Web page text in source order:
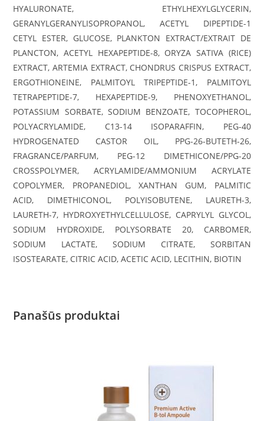
HYALURONATE, ETHYLHEXYLGLYCERIN,
GERANYLGERANYLISOPROPANOL, ACETYL DIPEPTIDE-1
CETYL ESTER, GLUCOSE, PLANKTON EXTRACT/EXTRAIT DE
PLANCTON, ACETYL HEXAPEPTIDE-8, ORYZA SATIVA (RICE)
EXTRACT, ARTEMIA EXTRACT, CHONDRUS CRISPUS EXTRACT,
ERGOTHIONEINE, PALMITOYL TRIPEPTIDE-1, PALMITOYL
TETRAPEPTIDE-7, HEXAPEPTIDE-9, PHENOXYETHANOL,
POTASSIUM SORBATE, SODIUM BENZOATE, TOCOPHEROL,
POLYACRYLAMIDE, C13-14 ISOPARAFFIN, PEG-40
HYDROGENATED CASTOR OIL, PPG-26-BUTETH-26,
FRAGRANCE/PARFUM, PEG-12 DIMETHICONE/PPG-20
CROSSPOLYMER, ACRYLAMIDE/AMMONIUM ACRYLATE
COPOLYMER, PROPANEDIOL, XANTHAN GUM, PALMITIC
ACID, DIMETHICONOL, POLYISOBUTENE, LAURETH-3,
LAURETH-7, HYDROXYETHYLCELLULOSE, CAPRYLYL GLYCOL,
SODIUM HYDROXIDE, POLYSORBATE 20, CARBOMER,
SODIUM LACTATE, SODIUM CITRATE, SORBITAN
ISOSTEARATE, CITRIC ACID, ACETIC ACID, LECITHIN, BIOTIN
Panašūs produktai